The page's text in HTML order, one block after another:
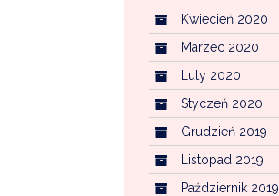
Kwiecień 2020
Marzec 2020
Luty 2020
Styczeń 2020
Grudzień 2019
Listopad 2019
Październik 2019